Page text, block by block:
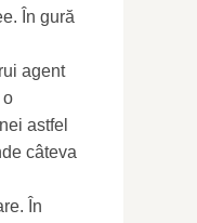
În gură
agent
o
astfel
câteva
În